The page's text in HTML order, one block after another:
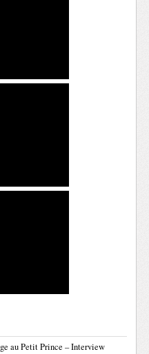
au Petit Prince – Interview